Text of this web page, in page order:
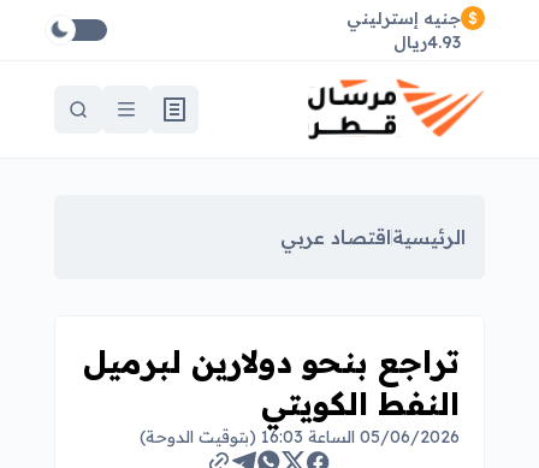
جنيه إسترليني
4.93ريال
الرئيسيةاقتصاد عربي
تراجع بنحو دولارين لبرميل
النفط الكويتي
05/06/2026 الساعة 16:03 (بتوقيت الدوحة)